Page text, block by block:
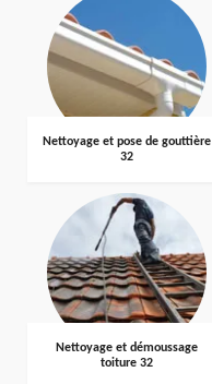
Nettoyage et pose de gouttière
32
Nettoyage et démoussage
toiture 32